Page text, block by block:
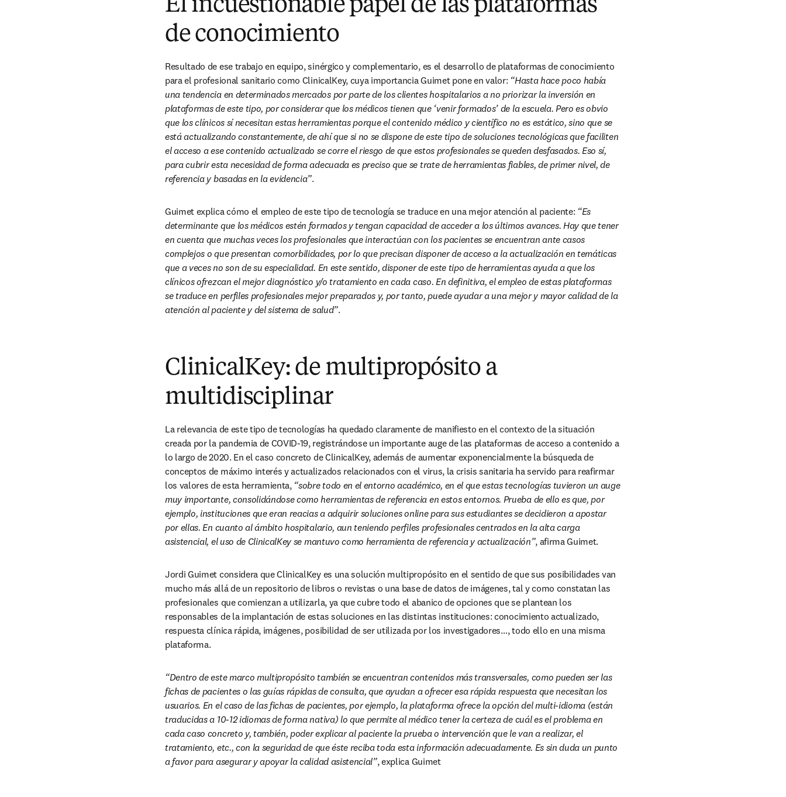
El incuestionable papel de las plataformas
de conocimiento
Resultado de ese trabajo en equipo, sinérgico y complementario, es el desarrollo de plataformas de conocimiento
para el profesional sanitario como ClinicalKey, cuya importancia Guimet pone en valor: “Hasta hace poco había
una tendencia en determinados mercados por parte de los clientes hospitalarios a no priorizar la inversión en
plataformas de este tipo, por considerar que los médicos tienen que ‘venir formados’ de la escuela. Pero es obvio
que los clínicos sí necesitan estas herramientas porque el contenido médico y científico no es estático, sino que se
está actualizando constantemente, de ahí que si no se dispone de este tipo de soluciones tecnológicas que faciliten
el acceso a ese contenido actualizado se corre el riesgo de que estos profesionales se queden desfasados. Eso sí,
para cubrir esta necesidad de forma adecuada es preciso que se trate de herramientas fiables, de primer nivel, de
referencia y basadas en la evidencia”.
Guimet explica cómo el empleo de este tipo de tecnología se traduce en una mejor atención al paciente: “Es
determinante que los médicos estén formados y tengan capacidad de acceder a los últimos avances. Hay que tener
en cuenta que muchas veces los profesionales que interactúan con los pacientes se encuentran ante casos
complejos o que presentan comorbilidades, por lo que precisan disponer de acceso a la actualización en temáticas
que a veces no son de su especialidad. En este sentido, disponer de este tipo de herramientas ayuda a que los
clínicos ofrezcan el mejor diagnóstico y/o tratamiento en cada caso. En definitiva, el empleo de estas plataformas
se traduce en perfiles profesionales mejor preparados y, por tanto, puede ayudar a una mejor y mayor calidad de la
atención al paciente y del sistema de salud”.
ClinicalKey: de multipropósito a
multidisciplinar
La relevancia de este tipo de tecnologías ha quedado claramente de manifiesto en el contexto de la situación
creada por la pandemia de COVID-19, registrándose un importante auge de las plataformas de acceso a contenido a
lo largo de 2020. En el caso concreto de ClinicalKey, además de aumentar exponencialmente la búsqueda de
conceptos de máximo interés y actualizados relacionados con el virus, la crisis sanitaria ha servido para reafirmar
los valores de esta herramienta, “sobre todo en el entorno académico, en el que estas tecnologías tuvieron un auge
muy importante, consolidándose como herramientas de referencia en estos entornos. Prueba de ello es que, por
ejemplo, instituciones que eran reacias a adquirir soluciones online para sus estudiantes se decidieron a apostar
por ellas. En cuanto al ámbito hospitalario, aun teniendo perfiles profesionales centrados en la alta carga
asistencial, el uso de ClinicalKey se mantuvo como herramienta de referencia y actualización”, afirma Guimet.
Jordi Guimet considera que ClinicalKey es una solución multipropósito en el sentido de que sus posibilidades van
mucho más allá de un repositorio de libros o revistas o una base de datos de imágenes, tal y como constatan las
profesionales que comienzan a utilizarla, ya que cubre todo el abanico de opciones que se plantean los
responsables de la implantación de estas soluciones en las distintas instituciones: conocimiento actualizado,
respuesta clínica rápida, imágenes, posibilidad de ser utilizada por los investigadores…, todo ello en una misma
plataforma.
“Dentro de este marco multipropósito también se encuentran contenidos más transversales, como pueden ser las
fichas de pacientes o las guías rápidas de consulta, que ayudan a ofrecer esa rápida respuesta que necesitan los
usuarios. En el caso de las fichas de pacientes, por ejemplo, la plataforma ofrece la opción del multi-idioma (están
traducidas a 10-12 idiomas de forma nativa) lo que permite al médico tener la certeza de cuál es el problema en
cada caso concreto y, también, poder explicar al paciente la prueba o intervención que le van a realizar, el
tratamiento, etc., con la seguridad de que éste reciba toda esta información adecuadamente. Es sin duda un punto
a favor para asegurar y apoyar la calidad asistencial”, explica Guimet